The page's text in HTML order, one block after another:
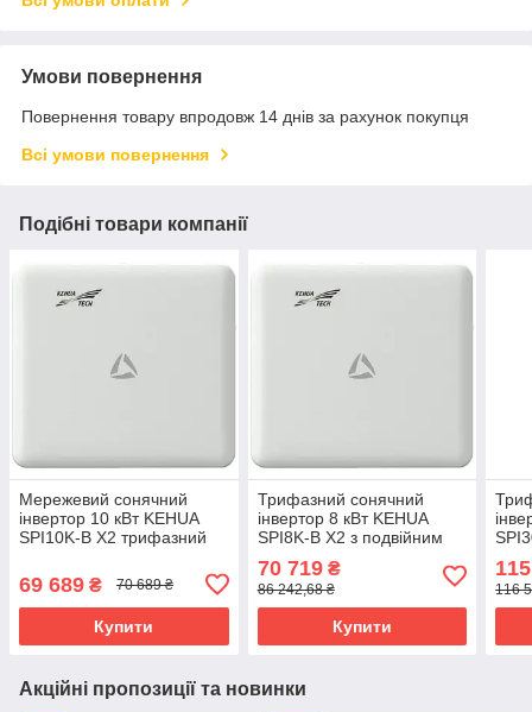
Умови повернення
Повернення товару впродовж 14 днів за рахунок покупця
Всі умови повернення
Подібні товари компанії
Мережевий сонячний
інвертор 10 кВт KEHUA
SPI10K-B X2 трифазний
СЕС
69 689 ₴ 70 689 ₴
Купити
Трифазний сонячний
інвертор 8 кВт KEHUA
SPI8K-B X2 з подвійним
станцій
70 719₴
86 242,68 ₴
Купити
116
Акційні пропозиції та новинки